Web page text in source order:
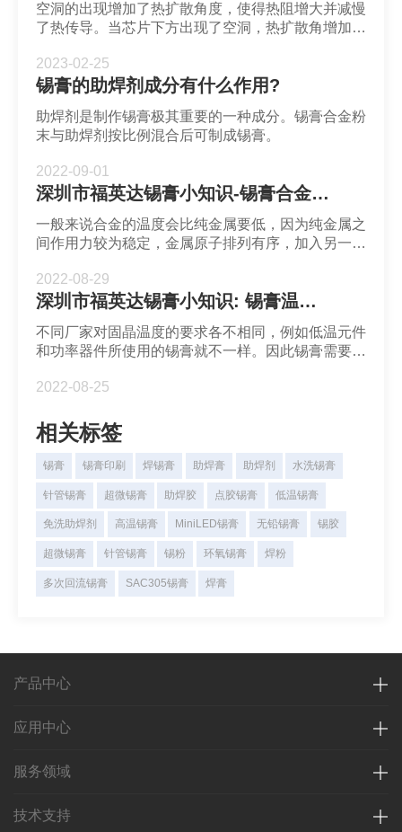
空洞的出现增加了热扩散角度，使得热阻增大并减慢
了热传导。当芯片下方出现了空洞，热扩散角增加，
自热扩散和互耦都有影响。如果二极管的芯片面积比
IGBT小，则二极管与IGBT的耦合热阻比IGBT与二极
2023-02-25
​锡膏的助焊剂成分有什么作用?
助焊剂是制作锡膏极其重要的一种成分。锡膏合金粉
末与助焊剂按比例混合后可制成锡膏。
2022-09-01
深圳市福英达锡膏小知识-锡膏合金成分
一般来说合金的温度会比纯金属要低，因为纯金属之
间作用力较为稳定，金属原子排列有序，加入另一种
能和温度。
2022-08-29
深圳市福英达锡膏小知识: 锡膏温度性质
不同厂家对固晶温度的要求各不相同，例如低温元件
和功率器件所使用的锡膏就不一样。因此锡膏需要能
2022-08-25
相关标签
锡膏 锡膏印刷 焊锡膏 助焊膏 助焊剂 水洗锡膏
针管锡膏 超微锡膏 助焊胶 点胶锡膏 低温锡膏
免洗助焊剂 高温锡膏 MiniLED锡膏 无铅锡膏 锡胶
超微锡膏 针管锡膏 锡粉 环氧锡膏 焊粉
多次回流锡膏 SAC305锡膏 焊膏
产品中心
应用中心
服务领域
技术支持